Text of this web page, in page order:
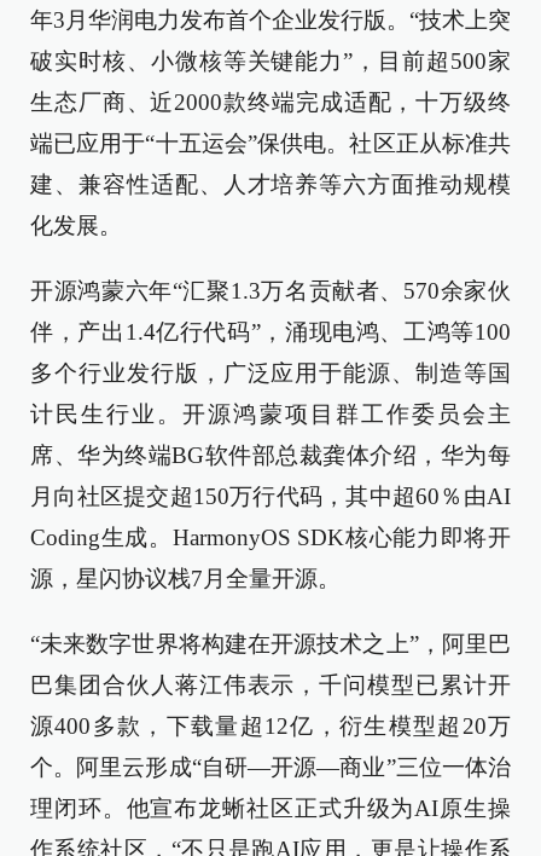
年3月华润电力发布首个企业发行版。“技术上突
破实时核、小微核等关键能力”，目前超500家
生态厂商、近2000款终端完成适配，十万级终
端已应用于“十五运会”保供电。社区正从标准共
建、兼容性适配、人才培养等六方面推动规模
化发展。
开源鸿蒙六年“汇聚1.3万名贡献者、570余家伙
伴，产出1.4亿行代码”，涌现电鸿、工鸿等100
多个行业发行版，广泛应用于能源、制造等国
计民生行业。开源鸿蒙项目群工作委员会主
席、华为终端BG软件部总裁龚体介绍，华为每
月向社区提交超150万行代码，其中超60％由AI
Coding生成。HarmonyOS SDK核心能力即将开
源，星闪协议栈7月全量开源。
“未来数字世界将构建在开源技术之上”，阿里巴
巴集团合伙人蒋江伟表示，千问模型已累计开
源400多款，下载量超12亿，衍生模型超20万
个。阿里云形成“自研—开源—商业”三位一体治
理闭环。他宣布龙蜥社区正式升级为AI原生操
作系统社区，“不只是跑AI应用，更是让操作系